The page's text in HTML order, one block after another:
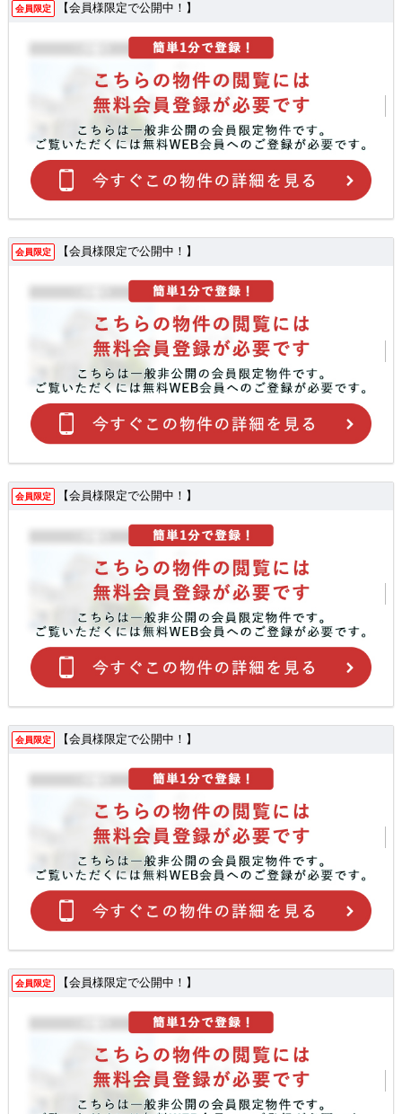
会員限定 【会員様限定で公開中！】
会員限定 【会員様限定で公開中！】
会員限定 【会員様限定で公開中！】
会員限定 【会員様限定で公開中！】
会員限定 【会員様限定で公開中！】